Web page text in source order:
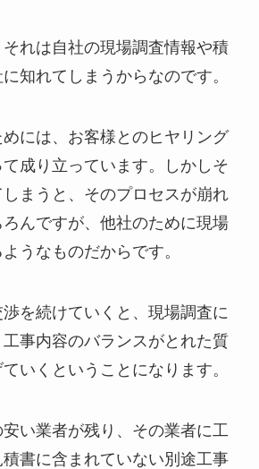
れは自社の現場調査情報や積
知れてしまうからなのです。
には、お客様とのヒヤリング
成り立っています。しかしそ
まうと、そのプロセスが崩れ
んですが、他社のために現場
うなものだからです。
を続けていくと、現場調査に
事内容のバランスがとれた質
いくということになります。
い業者が残り、その業者に工
書に含まれていない別途工事